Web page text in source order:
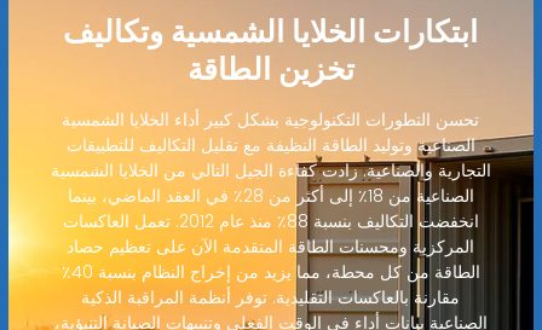
ابتكارات الخلايا الشمسية وتكاليف
تخزين الطاقة
تحسن التطورات التكنولوجية بشكل كبير أداء الخلايا الشمسية
الصناعية وتوليد الطاقة النظيفة مع تقليل التكاليف للتطبيقات
التجارية والصناعية. زادت كفاءة الجيل التالي من الخلايا الشمسية
الصناعية من 18٪ إلى أكثر من 28٪ في العقد الماضي، بينما
انخفضت التكاليف بنسبة 88٪ منذ عام 2012. تعمل العاكسات
المركزية ومحسنات الطاقة المتقدمة الآن على تعظيم حصاد
الطاقة من كل محطة، مما يزيد من إخراج النظام بنسبة 40٪
مقارنة بالعاكسات التقليدية. توفر أنظمة المراقبة الذكية
الصناعية بيانات أداء في الوقت الفعلي وتنبيهات الصيانة التنبؤية،